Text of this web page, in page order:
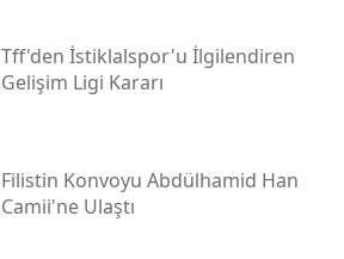
Tff'den İstiklalspor'u İlgilendiren
Gelişim Ligi Kararı
Filistin Konvoyu Abdülhamid Han
Camii'ne Ulaştı